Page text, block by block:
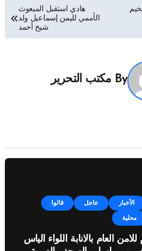
هادي استقبل المبعوث
الأممي لليمن إسماعيل ولد
شيخ أحمد
By مكتب التحرير
الأخبار عاجل قالوا
محلية
العام بالانابة اللواء الياس